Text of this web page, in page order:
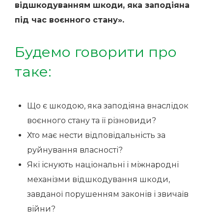
відшкодуванням шкоди, яка заподіяна
під час воєнного стану».
Будемо говорити про
таке:
Що є шкодою, яка заподіяна внаслідок
воєнного стану та її різновиди?
Хто має нести відповідальність за
руйнування власності?
Які існують національні і міжнародні
механізми відшкодування шкоди,
завданої порушенням законів і звичаїв
війни?